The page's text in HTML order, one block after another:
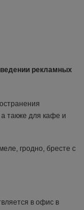
рекламных
также для кафе и
гродно, бресте с
в офис в